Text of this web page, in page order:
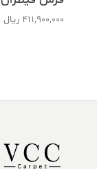
411,900,000 ریال